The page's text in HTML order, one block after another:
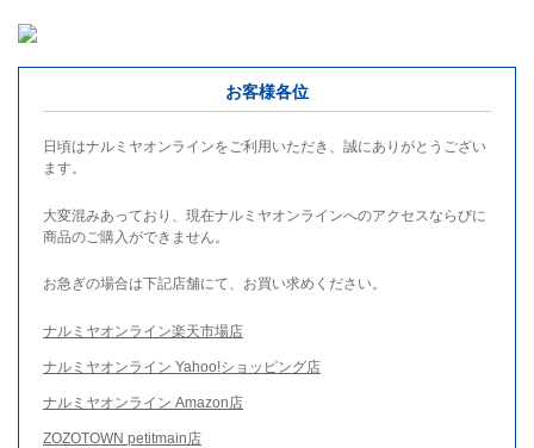
お客様各位
日頃はナルミヤオンラインをご利用いただき、誠にありがとうござい
ます。
大変混みあっており、現在ナルミヤオンラインへのアクセスならびに
商品のご購入ができません。
お急ぎの場合は下記店舗にて、お買い求めください。
ナルミヤオンライン楽天市場店
ナルミヤオンライン Yahoo!ショッピング店
ナルミヤオンライン Amazon店
ZOZOTOWN petitmain店